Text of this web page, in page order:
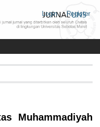
Login Register
Muhammadiyah